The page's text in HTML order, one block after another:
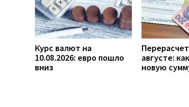
Курс валют на
10.08.2026: евро пошло
вниз
августе:
новую